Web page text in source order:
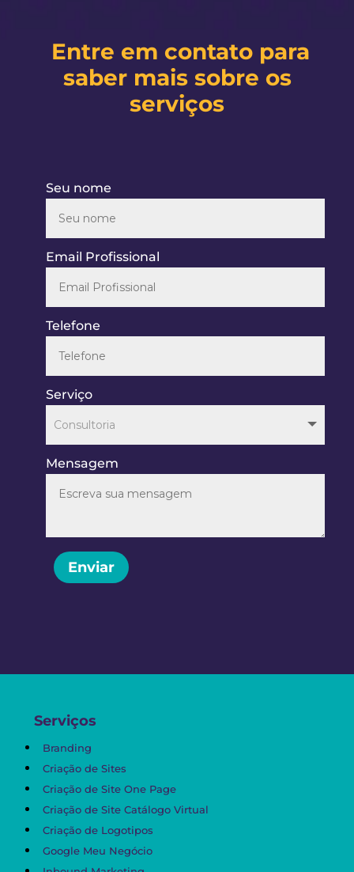
Entre em contato para
saber mais sobre os
serviços
Seu nome
Email Profissional
Telefone
Serviço
Mensagem
Enviar
Serviços
Branding
Criação de Sites
Criação de Site One Page
Criação de Site Catálogo Virtual
Criação de Logotipos
Google Meu Negócio